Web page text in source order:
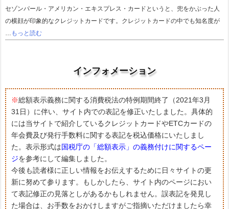
セゾンパール・アメリカン・エキスプレス・カードというと、兜をかぶった人
の横顔が印象的なクレジットカードです。クレジットカードの中でも知名度が
… もっと読む
インフォメーション
※総額表示義務に関する消費税法の特例期間終了（2021年3月
31日）に伴い、サイト内での表記を修正いたしました。具体的
には当サイトで紹介しているクレジットカードやETCカードの
年会費及び発行手数料に関する表記を税込価格にいたしまし
た。表示形式は国税庁の「総額表示」の義務付けに関するペー
ジを参考にして編集しました。
今後も読者様に正しい情報をお伝えするために日々サイトの更
新に努めて参ります。もしかしたら、サイト内のページにおい
て表記修正の見落としがあるかもしれません。誤表記を発見し
た場合は、お手数をおかけしますがご指摘いただけましたら幸